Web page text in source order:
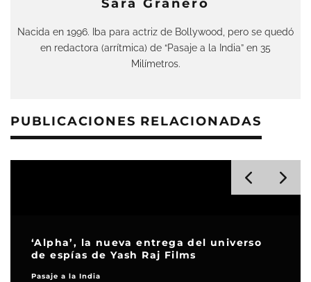
Sara Granero
Nacida en 1996. Iba para actriz de Bollywood, pero se quedó
en redactora (arrítmica) de “Pasaje a la India” en 35
Milímetros.
PUBLICACIONES RELACIONADAS
‘Alpha’, la nueva entrega del universo
de espías de Yash Raj Films
Pasaje a la India